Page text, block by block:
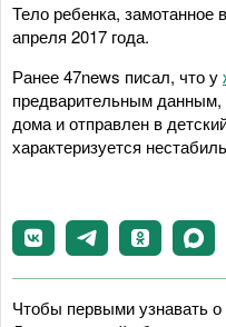
Тело ребенка, замотанное
апреля 2017 года.
Ранее 47news писал, что у
предварительным
дома и отправлен в
характеризуется
Чтобы первыми узнавать